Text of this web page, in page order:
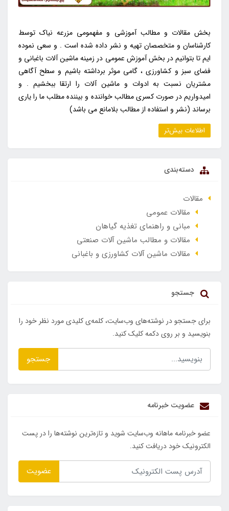
بخش مقالات و مطالب آموزشی و مفهمومی مزرعه نیاک توسط
کارشناسان و متخصصان تهیه و نشر داده شده است . و سعی نموده
ایم تا بتوانیم در بخش آموزش عمومی در زمینه ماشین آلات باغبانی و
فضای سبز و کشاورزی ، گامی موثر برداشته باشیم و سطح آگاهی
مشتریان نسبت به ادوات و ماشین آلات را ارتقا ببخشیم . و
امیدواریم در صورت کسری مطالب خواننده و بیننده مطلب ما را یاری
برساند (نشر و استفاده از مطالب بلامانع می باشد)
اطلاعات بیش‌تر
دسته‌بندی
مقالات
مقالات عمومی
مبانی و راهنمای تغذیه گیاهان
مقالات و مطالب ماشین آلات صنعتی
مقالات ماشین آلات کشاورزی و باغبانی
جستجو
برای جستجو در نوشته‌های وب‌سایت، کلمه‌ی کلیدی مورد نظر خود را
بنویسید و بر روی دکمه کلیک کنید.
جستجو
عضویت خبرنامه
عضو خبرنامه ماهانه وب‌سایت شوید و تازه‌ترین نوشته‌ها را در پست
الکترونیک خود دریافت کنید.
عضویت